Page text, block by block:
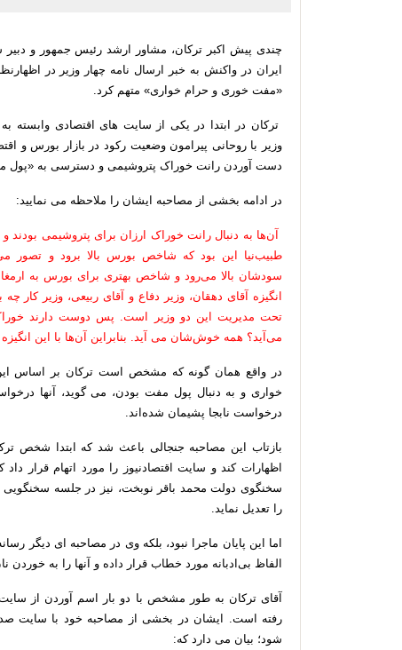
چندی پیش اکبر ترکان، مشاور ارشد رئیس جمهور و دبیر
ایران در واکنش به خبر ارسال نامه چهار وزیر در
«مفت خوری و حرام خواری» متهمکرد.
ترکان در ابتدا در یکی از سایت های اقتصادی وابسته
وزیر با روحانی پیرامون وضعیت رکود در بازار بورس و
دست آوردن رانت خوراک پتروشیمی و دسترسی به «پول
در ادامه بخشی از مصاحبه ایشان را ملاحظه می نمایید:
آن‌ها به دنبال رانت خوراک ارزان برای پتروشیمی بودند
طبیب‌نیا این بود که شاخص بورس بالا برود و تصور
سودشان بالا می‌رود و شاخص بهتری برای بورس به
تحت مدیریت این دو وزیر است. پس دوست دارند
می‌آید؟ همه خوش‌شان می آید. بنابراین آن‌ها با این انگیزه
در واقع همان گونه که مشخص است ترکان بر اساس
خواری و به دنبال پول مفت بودن، می گوید، آنها
درخواست نابجا پشیمان شده‌اند.
بازتاب این مصاحبه جنجالی باعث شد که ابتدا شخص
اظهارات کند و سایت اقتصادنیوز را مورد اتهام قرار
سخنگوی دولت محمد باقر نوبخت، نیز در جلسه سخنگویی
را تعدیل نماید.
اما این پایان ماجرا نبود، بلکه وی در مصاحبه ای دیگر
الفاظ بی‌ادبانه مورد خطاب قرار داده و آنها را به
آقای ترکان به طور مشخص با دو بار اسم آوردن از
رفته است. ایشان در بخشی از مصاحبه خود با سایت
شود؛ بیان می دارد که: